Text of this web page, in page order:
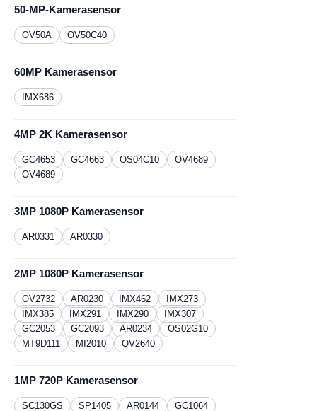
50-MP-Kamerasensor
OV50A OV50C40
60MP Kamerasensor
IMX686
4MP 2K Kamerasensor
GC4653 GC4663 OS04C10
OV4689
OV4689
3MP 1080P Kamerasensor
AR0331 ​AR0330
2MP 1080P Kamerasensor
OV2732 AR0230 IMX462
IMX273
IMX385
IMX291 IMX290
IMX307
GC2053
GC2093 AR0234
OS02G10
MT9D111
MI2010 OV2640
1MP 720P Kamerasensor
SC130GS ​SP1405 AR0144
GC1064